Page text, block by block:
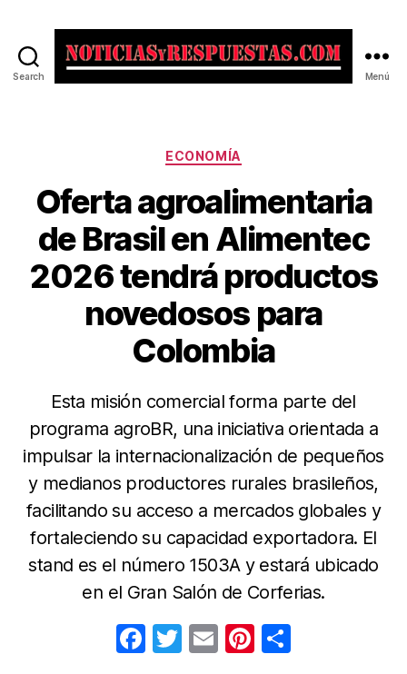
Search Menú
Categorías
ECONOMÍA
Oferta agroalimentaria
de Brasil en Alimentec
2026 tendrá productos
novedosos para
Colombia
Esta misión comercial forma parte del
programa agroBR, una iniciativa orientada a
impulsar la internacionalización de pequeños
y medianos productores rurales brasileños,
facilitando su acceso a mercados globales y
fortaleciendo su capacidad exportadora. El
stand es el número 1503A y estará ubicado
en el Gran Salón de Corferias.
F T E Pi